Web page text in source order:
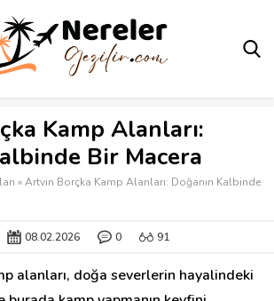
Kamp Alanları:
Bir Macera
»Artvin Borçka Kamp Alanları: Doğanın Kalbinde
08.02.2026 0 91
alanları, doğa severlerin hayalindeki